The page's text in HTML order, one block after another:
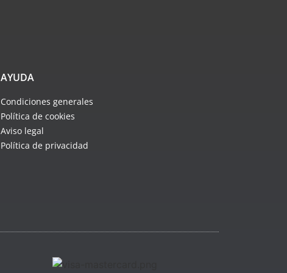
AYUDA
Condiciones generales
Política de cookies
Aviso legal
Política de privacidad